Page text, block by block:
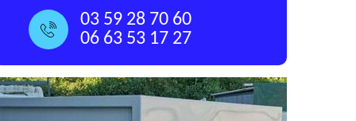
03 59 28 70 60
06 63 53 17 27